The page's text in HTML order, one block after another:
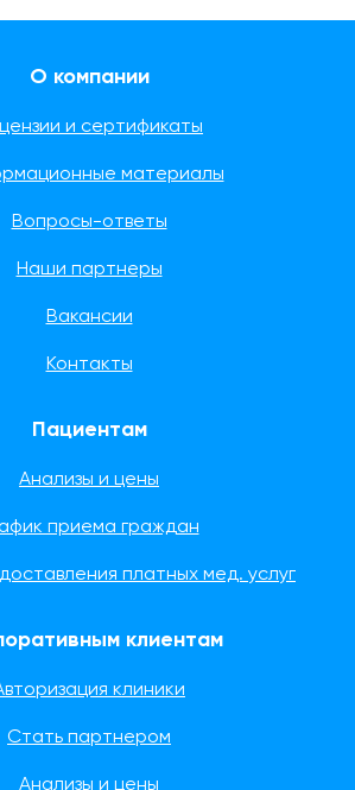
О компании
и сертификаты
материалы
Вопросы-ответы
Наши партнеры
Вакансии
Контакты
Пациентам
Анализы и цены
приема граждан
платных мед. услуг
клиентам
клиники
Стать партнером
Анализы и цены